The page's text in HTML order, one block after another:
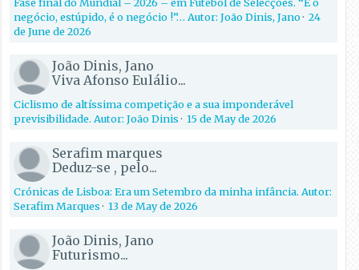
negócio, estúpido, é o negócio !”… Autor: João Dinis, Jano·24
de June de 2026
João Dinis, Jano
Viva Afonso Eulálio...
Ciclismo de altíssima competição e a sua imponderável
previsibilidade. Autor: João Dinis·15 de May de 2026
Serafim marques
Deduz-se , pelo...
Crónicas de Lisboa: Era um Setembro da minha infância. Autor:
Serafim Marques·13 de May de 2026
João Dinis, Jano
Futurismo...